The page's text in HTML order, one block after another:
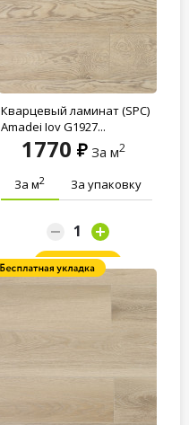
Кварцевый ламинат (SPC)
Amadei Joy G1927...
1770 За м2
За м2 За упаковку
Заказать